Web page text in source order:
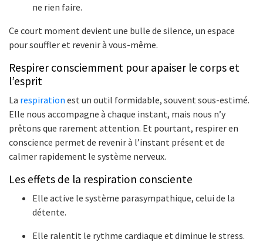
ne rien faire.
Ce court moment devient une bulle de silence, un espace
pour souffler et revenir à vous-même.
Respirer consciemment pour apaiser le corps et
l’esprit
La respiration est un outil formidable, souvent sous-estimé.
Elle nous accompagne à chaque instant, mais nous n’y
prêtons que rarement attention. Et pourtant, respirer en
conscience permet de revenir à l’instant présent et de
calmer rapidement le système nerveux.
Les effets de la respiration consciente
Elle active le système parasympathique, celui de la
détente.
Elle ralentit le rythme cardiaque et diminue le stress.